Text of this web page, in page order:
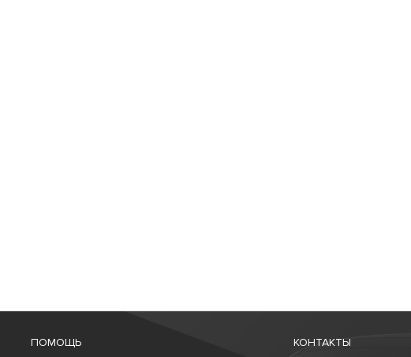
ПОМОЩЬ КОНТАКТЫ